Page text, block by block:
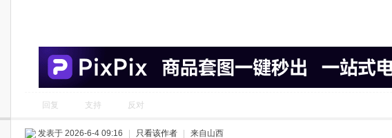
回复 支持 反对
发表于 2026-6-4 09:16 只看该作者 来自山西